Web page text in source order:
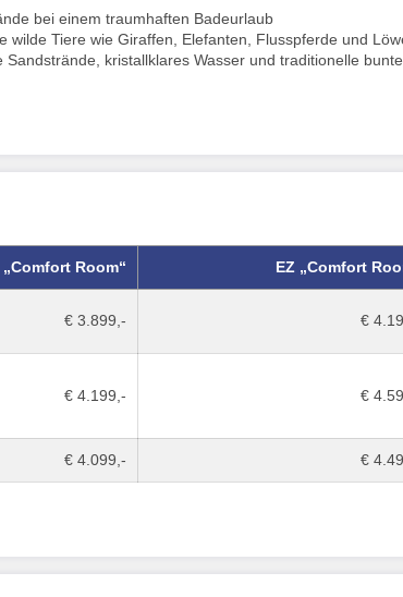
bei einem traumhaften Badeurlaub
Tiere wie Giraffen, Elefanten, Flusspferde und
kristallklares Wasser und traditionelle bunte
„Comfort Room“ EZ „Comfort
€ 3.899,- €
€ 4.199,- €
€ 4.099,- €